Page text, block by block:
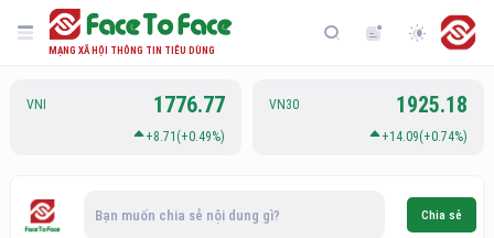
MẠNG XÃ HỘI THÔNG TIN TIÊU DÙNG
VNI 1776.77
+8.71(+0.49%)
VN30 1925.18
+14.09(+0.74%)
Bạn muốn chia sẻ nội dung gì? Chia sẻ